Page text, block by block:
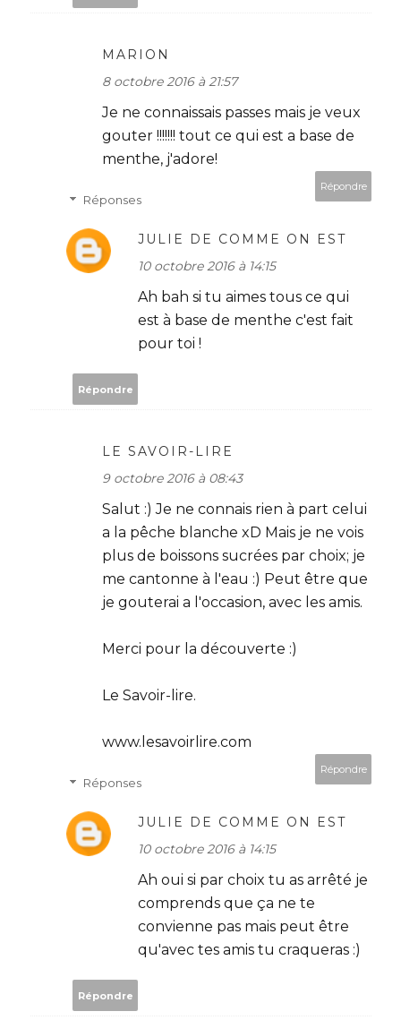
MARION
8 octobre 2016 à 21:57
Je ne connaissais passes mais je veux
gouter !!!!!!! tout ce qui est a base de
menthe, j'adore!
Répondre
Réponses
JULIE DE COMME ON EST
10 octobre 2016 à 14:15
Ah bah si tu aimes tous ce qui
est à base de menthe c'est fait
pour toi !
Répondre
LE SAVOIR-LIRE
9 octobre 2016 à 08:43
Salut :) Je ne connais rien à part celui
a la pêche blanche xD Mais je ne vois
plus de boissons sucrées par choix; je
me cantonne à l'eau :) Peut être que
je gouterai a l'occasion, avec les amis.
Merci pour la découverte :)
Le Savoir-lire.
www.lesavoirlire.com
Répondre
Réponses
JULIE DE COMME ON EST
10 octobre 2016 à 14:15
Ah oui si par choix tu as arrêté je
comprends que ça ne te
convienne pas mais peut être
qu'avec tes amis tu craqueras :)
Répondre